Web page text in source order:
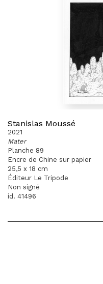
Stanislas Moussé
2021
Mater
Planche 89
Encre de Chine sur papier
25,5 x 18 cm
Éditeur Le Tripode
Non signé
id. 41496